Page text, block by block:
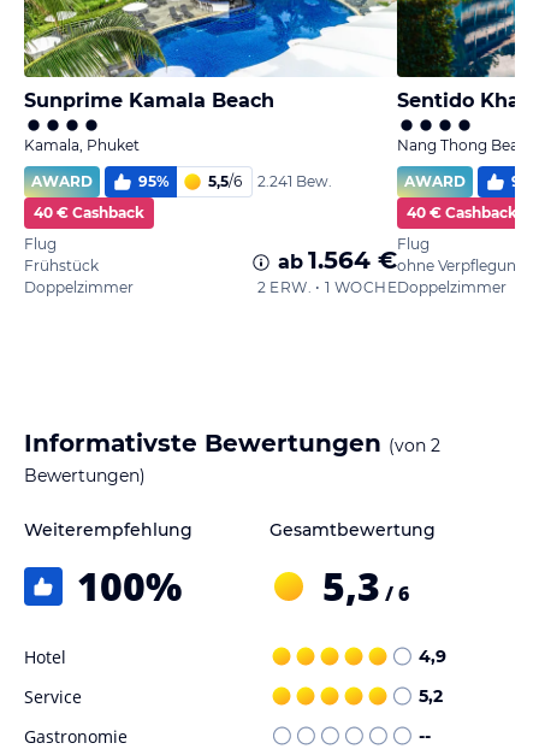
Sunprime Kamala Beach
Kamala, Phuket
AWARD
95% 5,5/6
2.241 Bew.
40 € Cashback
Flug
Frühstück
Doppelzimmer
ab 1.564 €
2 ERW. • 1 WOCHE
Sentido Khao
Nang Thong
AWARD
97
40 € Cashback
Flug
ohne Verpflegung
Doppelzimmer
Informativste Bewertungen (von 2
Bewertungen)
Weiterempfehlung
100%
Gesamtbewertung
5,3 / 6
Hotel 4,9
Service 5,2
Gastronomie --